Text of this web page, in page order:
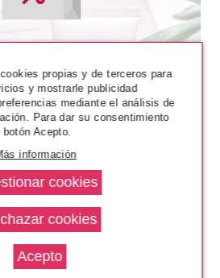
LAISEVEN
SPRAY ANTI
75 ML
1.65€
propias y de terceros para
y mostrarle publicidad
mediante el análisis de
Para dar su consentimiento
Acepto.
información